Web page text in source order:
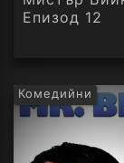
Епизод 12
Комедийни